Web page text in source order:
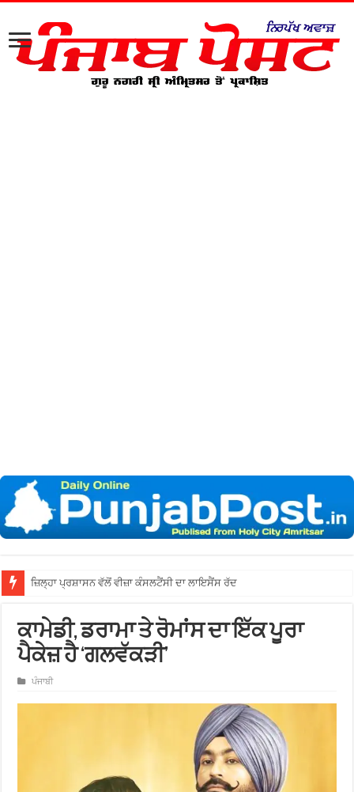
ਜ਼ਿਲ੍ਹਾ ਪ੍ਰਸ਼ਾਸਨ ਵੱਲੋਂ ਵੀਜ਼ਾ ਕੰਸਲਟੈਂਸੀ ਦਾ ਲਾਇਸੈਂਸ ਰੱਦ
ਕਾਮੇਡੀ, ਡਰਾਮਾ ਤੇ ਰੋਮਾਂਸ ਦਾ ਇੱਕ ਪੂਰਾ
ਪੈਕੇਜ਼ ਹੈ ‘ਗਲਵੱਕੜੀ’
ਪੰਜਾਬੀ